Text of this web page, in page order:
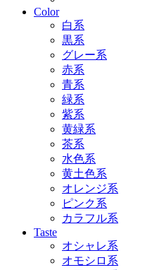
Color
白系
黒系
グレー系
赤系
青系
緑系
紫系
黄緑系
茶系
水色系
黄土色系
オレンジ系
ピンク系
カラフル系
Taste
オシャレ系
オモシロ系